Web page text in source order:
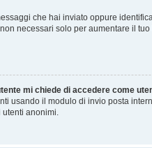
che hai inviato oppure
necessari solo per aumentare il
mi chiede di accedere come
usando il modulo di invio posta
anonimi.